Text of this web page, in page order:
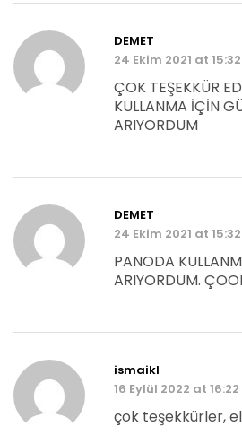
DEMET
24 Ekim 2021 at 15:32
ÇOK TEŞEKKÜR
KULLANMA İÇİN
ARIYORDUM
DEMET
24 Ekim 2021 at 15:32
PANODA
ARIYORDUM.
ismaikl
16 Eylül 2022 at 16:22
çok teşekkürler,